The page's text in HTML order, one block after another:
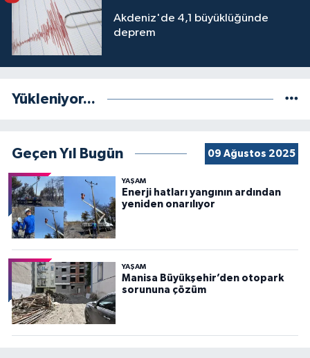
Akdeniz'de 4,1 büyüklüğünde
deprem
Yükleniyor...
Geçen Yıl Bugün 09 Ağustos 2025
YAŞAM
Enerji hatları yangının ardından
yeniden onarılıyor
YAŞAM
Manisa Büyükşehir’den otopark
sorununa çözüm